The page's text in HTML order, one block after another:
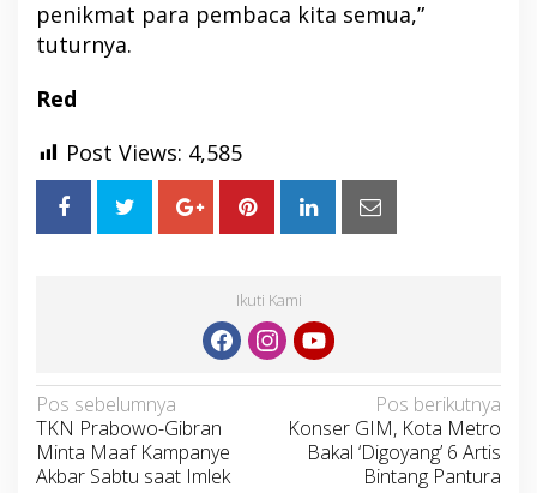
penikmat para pembaca kita semua,”
tuturnya.
Red
Post Views: 4,585
Ikuti Kami
Navigasi
pos
Pos sebelumnya
TKN Prabowo-Gibran
Minta Maaf Kampanye
Akbar Sabtu saat Imlek
Pos berikutnya
Konser GIM, Kota Metro
Bakal ‘Digoyang’ 6 Artis
Bintang Pantura